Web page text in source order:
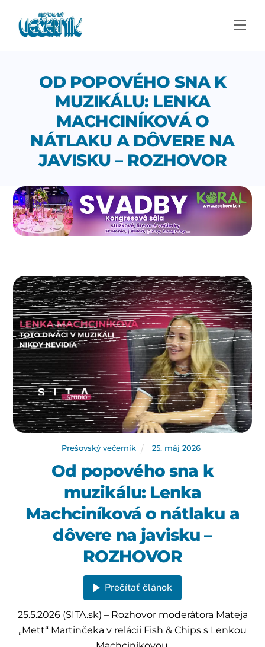
content
OD POPOVÉHO SNA K
MUZIKÁLU: LENKA
MACHCINÍKOVÁ O
NÁTLAKU A DÔVERE NA
JAVISKU – ROZHOVOR
Prešovský večerník 25. máj 2026
Od popového sna k
muzikálu: Lenka
Machciníková o nátlaku a
dôvere na javisku –
ROZHOVOR
Prečítať článok
25.5.2026 (SITA.sk) – Rozhovor moderátora Mateja
„Mett“ Martinčeka v relácii Fish & Chips s Lenkou